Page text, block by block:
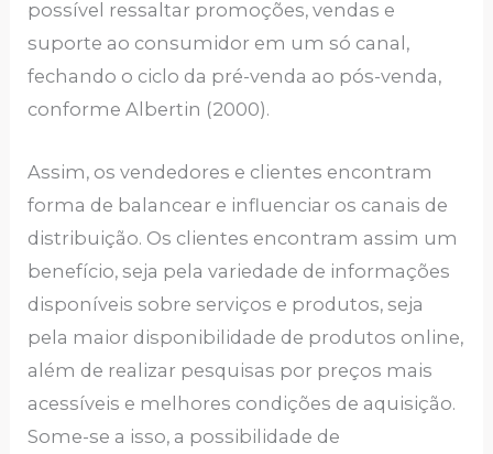
possível ressaltar promoções, vendas e
suporte ao consumidor em um só canal,
fechando o ciclo da pré-venda ao pós-venda,
conforme Albertin (2000).
Assim, os vendedores e clientes encontram
forma de balancear e influenciar os canais de
distribuição. Os clientes encontram assim um
benefício, seja pela variedade de informações
disponíveis sobre serviços e produtos, seja
pela maior disponibilidade de produtos online,
além de realizar pesquisas por preços mais
acessíveis e melhores condições de aquisição.
Some-se a isso, a possibilidade de